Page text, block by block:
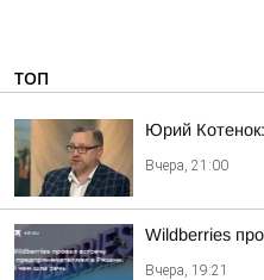
ТОП
Юрий
Вчера, 21:00
Wildberries
Вчера, 19:21